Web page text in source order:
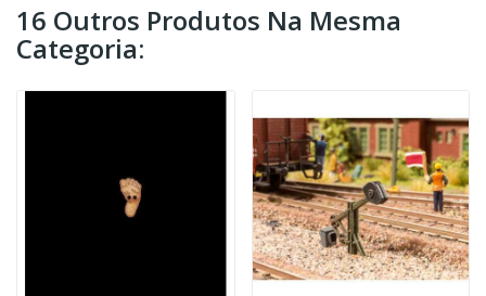
16 Outros Produtos Na Mesma
Categoria: